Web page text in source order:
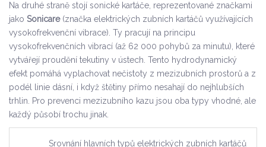
Na druhé straně stojí sonické kartáče, reprezentované značkami
jako Sonicare(značka elektrických zubních kartáčů využívajících
vysokofrekvenční vibrace) . Ty pracují na principu
vysokofrekvenčních vibrací (až 62 000 pohybů za minutu), které
vytvářejí proudění tekutiny v ústech. Tento hydrodynamický
efekt pomáhá vyplachovat nečistoty z mezizubních prostorů a z
podél linie dásní, i když štětiny přímo nesahají do nejhlubších
trhlin. Pro prevenci mezizubního kazu jsou oba typy vhodné, ale
každý působí trochu jinak.
Srovnání hlavních typů elektrických zubních kartáčů